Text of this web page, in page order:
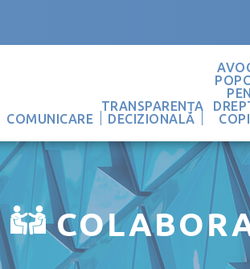
COMUNICARE
TRANSPARENȚA
DECIZIONALĂ